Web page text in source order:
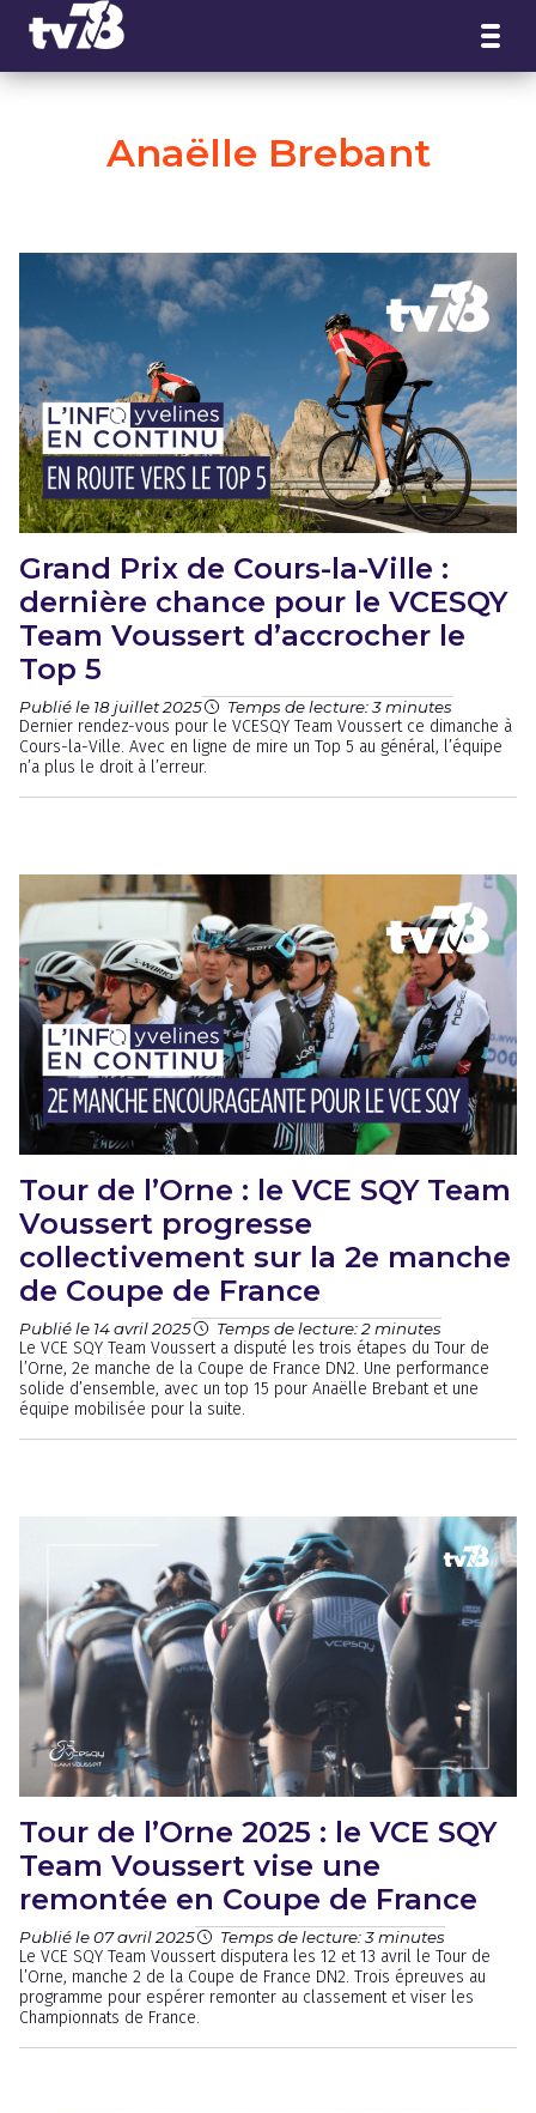
Anaëlle Brebant
Grand Prix de Cours-la-Ville :
dernière chance pour le VCESQY
Team Voussert d’accrocher le
Top 5
Publié le 18 juillet 2025 Temps de lecture: 3 minutes
Dernier rendez-vous pour le VCESQY Team Voussert ce dimanche à
Cours-la-Ville. Avec en ligne de mire un Top 5 au général, l’équipe
n’a plus le droit à l’erreur.
Tour de l’Orne : le VCE SQY Team
Voussert progresse
collectivement sur la 2e manche
de Coupe de France
Publié le 14 avril 2025 Temps de lecture: 2 minutes
Le VCE SQY Team Voussert a disputé les trois étapes du Tour de
l’Orne, 2e manche de la Coupe de France DN2. Une performance
solide d’ensemble, avec un top 15 pour Anaëlle Brebant et une
équipe mobilisée pour la suite.
Tour de l’Orne 2025 : le VCE SQY
Team Voussert vise une
remontée en Coupe de France
Publié le 07 avril 2025 Temps de lecture: 3 minutes
Le VCE SQY Team Voussert disputera les 12 et 13 avril le Tour de
l’Orne, manche 2 de la Coupe de France DN2. Trois épreuves au
programme pour espérer remonter au classement et viser les
Championnats de France.
Panneau de gestion des cookies